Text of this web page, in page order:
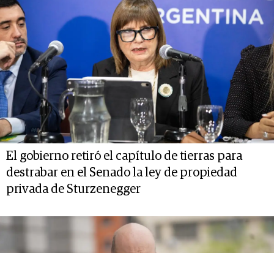
El gobierno retiró el capítulo de tierras para
destrabar en el Senado la ley de propiedad
privada de Sturzenegger